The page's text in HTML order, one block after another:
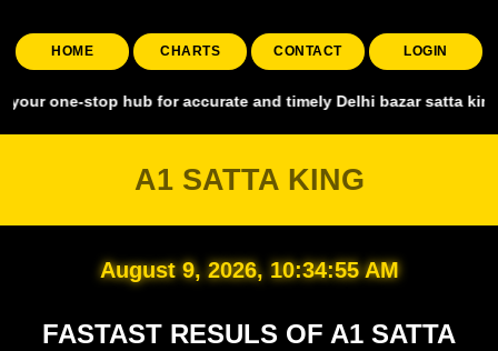
HOME CHARTS CONTACT LOGIN
hub for accurate and timely Delhi bazar satta king,
A1 SATTA KING
August 9, 2026, 10:34:56 AM
FASTAST RESULS OF A1 SATTA